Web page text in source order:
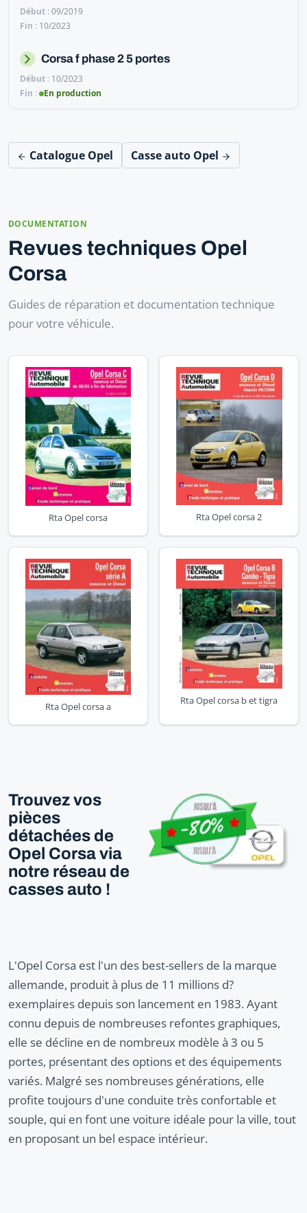
09/2019
10/2023
Corsa f phase 2 5 portes
10/2023
En production
Catalogue Opel Casse auto Opel
DOCUMENTATION
Revues techniques Opel
Corsa
Guides de réparation et documentation technique
pour votre véhicule.
Rta Opel corsa Rta Opel corsa 2
Rta Opel corsa a
Rta Opel corsa b et tigra
Trouvez vos
pièces
détachées de
Opel Corsa via
notre réseau de
casses auto !
L'Opel Corsa est l'un des best-sellers de la marque
allemande, produit à plus de 11 millions d?
exemplaires depuis son lancement en 1983. Ayant
connu depuis de nombreuses refontes graphiques,
elle se décline en de nombreux modèle à 3 ou 5
portes, présentant des options et des équipements
variés. Malgré ses nombreuses générations, elle
profite toujours d'une conduite très confortable et
souple, qui en font une voiture idéale pour la ville, tout
en proposant un bel espace intérieur.